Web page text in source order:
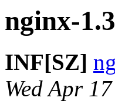
nginx-
INF[SZ]
Wed Apr